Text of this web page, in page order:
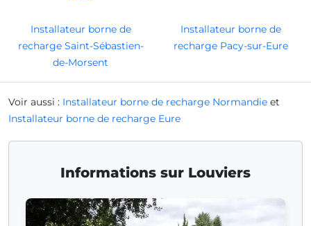
Installateur borne de
recharge Saint-Sébastien-
de-Morsent
Installateur borne de
recharge Pacy-sur-Eure
Voir aussi : Installateur borne de recharge Normandie et
Installateur borne de recharge Eure
Informations sur Louviers